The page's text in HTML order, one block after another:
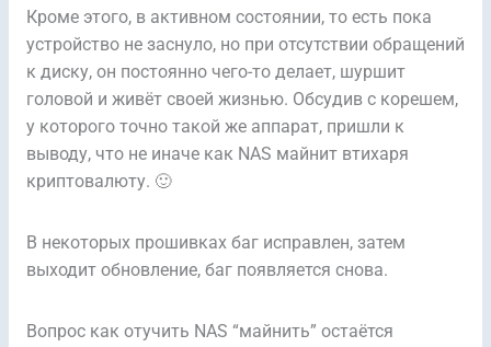
Кроме этого, в активном состоянии, то есть пока
устройство не заснуло, но при отсутствии обращений
к диску, он постоянно чего-то делает, шуршит
головой и живёт своей жизнью. Обсудив с корешем,
у которого точно такой же аппарат, пришли к
выводу, что не иначе как NAS майнит втихаря
криптовалюту. 🙂
В некоторых прошивках баг исправлен, затем
выходит обновление, баг появляется снова.
Вопрос как отучить NAS “майнить” остаётся